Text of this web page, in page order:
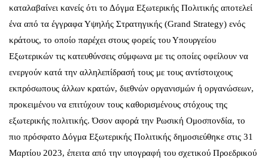
καταλαβαίνει κανείς ότι το Δόγμα Εξωτερικής Πολιτικής αποτελεί
ένα από τα έγγραφα Υψηλής Στρατηγικής (Grand Strategy) ενός
κράτους, το οποίο παρέχει στους φορείς του Υπουργείου
Εξωτερικών τις κατευθύνσεις σύμφωνα με τις οποίες οφείλουν να
ενεργούν κατά την αλληλεπίδρασή τους με τους αντίστοιχους
εκπρόσωπους άλλων κρατών, διεθνών οργανισμών ή οργανώσεων,
προκειμένου να επιτύχουν τους καθορισμένους στόχους της
εξωτερικής πολιτικής. Όσον αφορά την Ρωσική Ομοσπονδία, το
πιο πρόσφατο Δόγμα Εξωτερικής Πολιτικής δημοσιεύθηκε στις 31
Μαρτίου 2023, έπειτα από την υπογραφή του σχετικού Προεδρικού